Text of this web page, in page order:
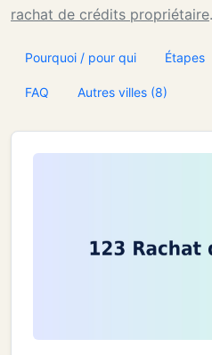
rachat de crédits propriétaire.
Pourquoi / pour qui Étapes
FAQ Autres villes (8)